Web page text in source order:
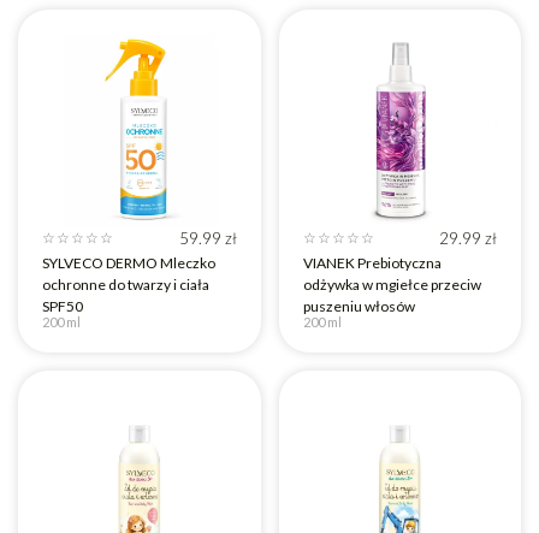
☆ ☆ ☆ ☆ ☆ 59.99 zł
SYLVECO DERMO Mleczko
ochronne do twarzy i ciała
SPF50
200 ml
☆ ☆ ☆ ☆ ☆ 29.99 zł
VIANEK Prebiotyczna
odżywka w mgiełce przeciw
puszeniu włosów
200 ml